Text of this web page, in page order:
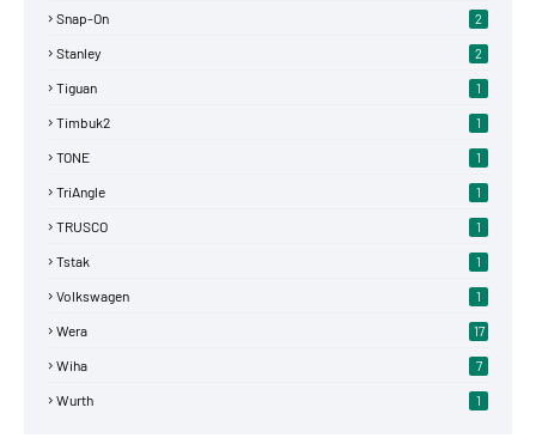
Snap-On 2
Stanley 2
Tiguan 1
Timbuk2 1
TONE 1
TriAngle 1
TRUSCO 1
Tstak 1
Volkswagen 1
Wera 17
Wiha 7
Wurth 1